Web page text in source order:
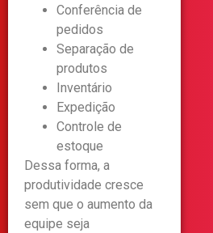
Conferência de
pedidos
Separação de
produtos
Inventário
Expedição
Controle de
estoque
Dessa forma, a
produtividade cresce
sem que o aumento da
equipe seja